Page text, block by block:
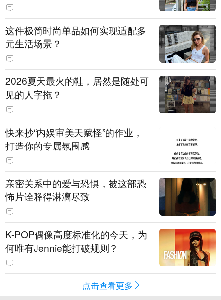
这件极简时尚单品如何实现适配多
元生活场景？
2026夏天最火的鞋，居然是随处可
见的人字拖？
快来抄“内娱审美天赋怪”的作业，
打造你的专属氛围感
亲密关系中的爱与恐惧，被这部恐
怖片诠释得淋漓尽致
K-POP偶像高度标准化的今天，为
何唯有Jennie能打破规则？
点击查看更多